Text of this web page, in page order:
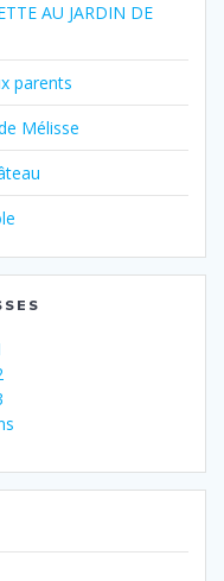
AU JARDIN DE
parents
Mélisse